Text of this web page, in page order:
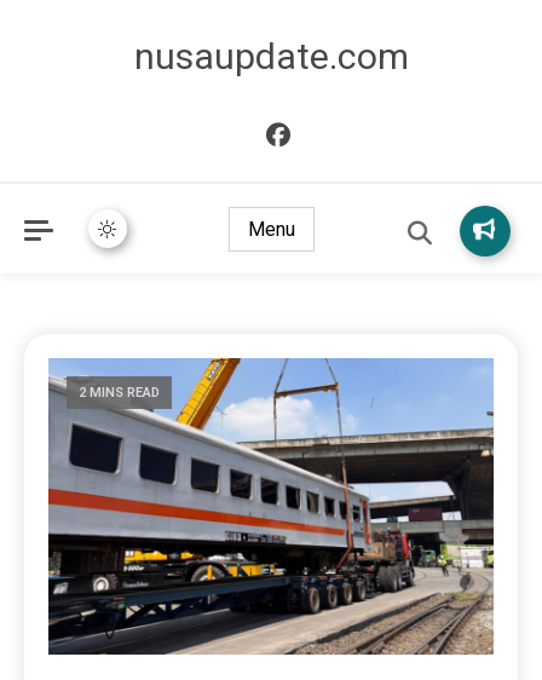
nusaupdate.com
Menu
2 MINS READ